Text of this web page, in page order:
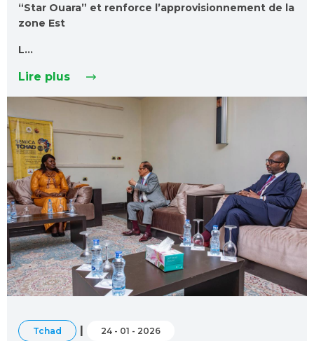
“Star Ouara” et renforce l’approvisionnement de la
zone Est
L…
Lire plus
Tchad | 24 - 01 - 2026